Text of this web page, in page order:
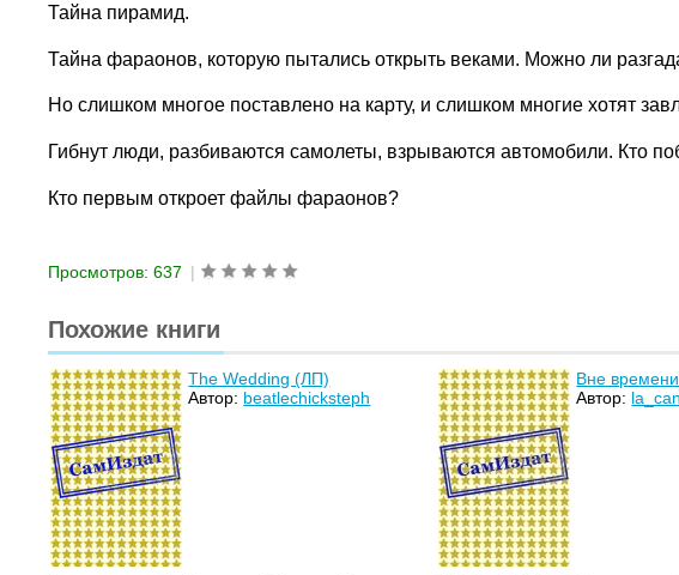
Тайна пирамид.
Тайна фараонов, которую пытались открыть веками. Можно ли
Но слишком многое поставлено на карту, и слишком многие хотят
Гибнут люди, разбиваются самолеты, взрываются автомобили. Кто
Кто первым откроет файлы фараонов?
Просмотров: 637 |
Похожие книги
The Wedding (ЛП)
Автор: beatlechicksteph
Вне
Автор: